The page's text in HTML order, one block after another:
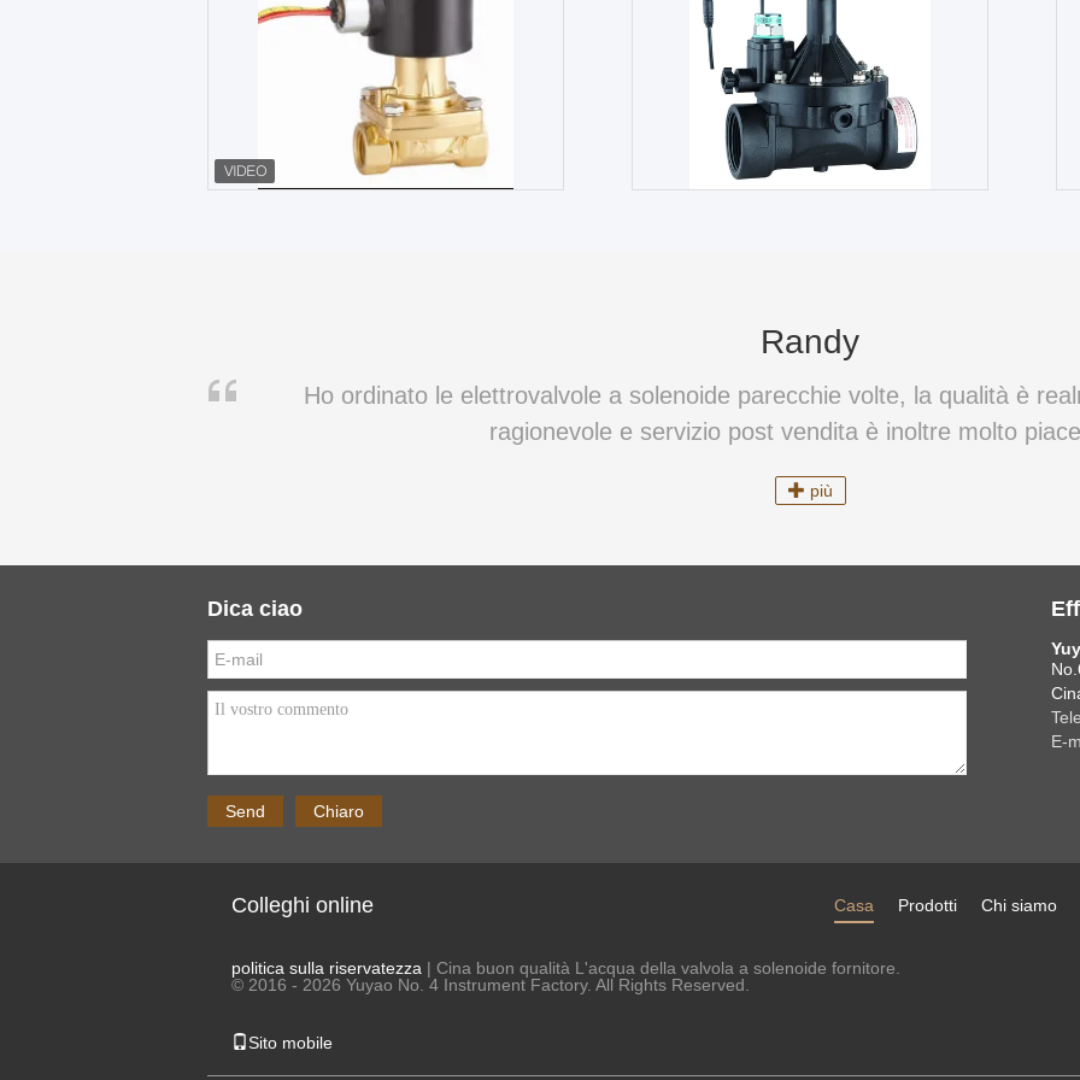
Elettrovalvola a solenoide d'ottone del
Contattaci Contattaci
Randy
Ho ordinato le elettrovalvole a solenoide parecchie volte, la qualità è
ragionevole e servizio post vendita è inoltre molto
più
Dica ciao
E-
Colleghi online Chi siamo
Prodotti
Casa
politica sulla riservatezza | Cina buon qualità L'acqua della valvola a solenoide fornitore.
© 2016 - 2026 Yuyao No. 4 Instrument Factory. All Rights Reserved.
Sito mobile